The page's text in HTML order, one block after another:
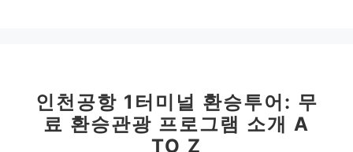
인천공항 1터미널 환승투어: 무
료 환승관광 프로그램 소개 A
TO Z